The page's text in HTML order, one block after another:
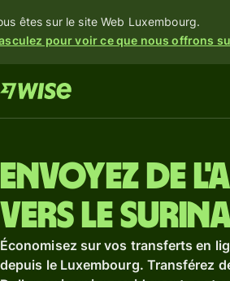
êtes sur le site Web Luxembourg.
pour voir ce que nous offrons
Envoyez de
vers le
Économisez sur vos transferts en
depuis le Luxembourg. Transférez